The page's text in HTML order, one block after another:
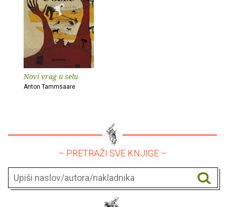
Novi vrag u selu
Anton Tammsaare
– PRETRAŽI SVE KNJIGE –